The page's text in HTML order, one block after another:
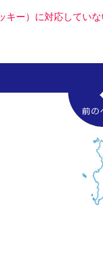
ー）に対応してい